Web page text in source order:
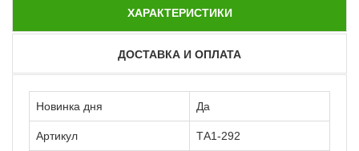
ХАРАКТЕРИСТИКИ
ДОСТАВКА И ОПЛАТА
Новинка дня Да
Артикул ТА1-292